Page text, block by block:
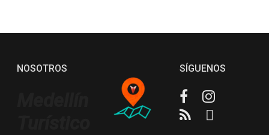
NOSOTROS SÍGUENOS
FacebookInstagram